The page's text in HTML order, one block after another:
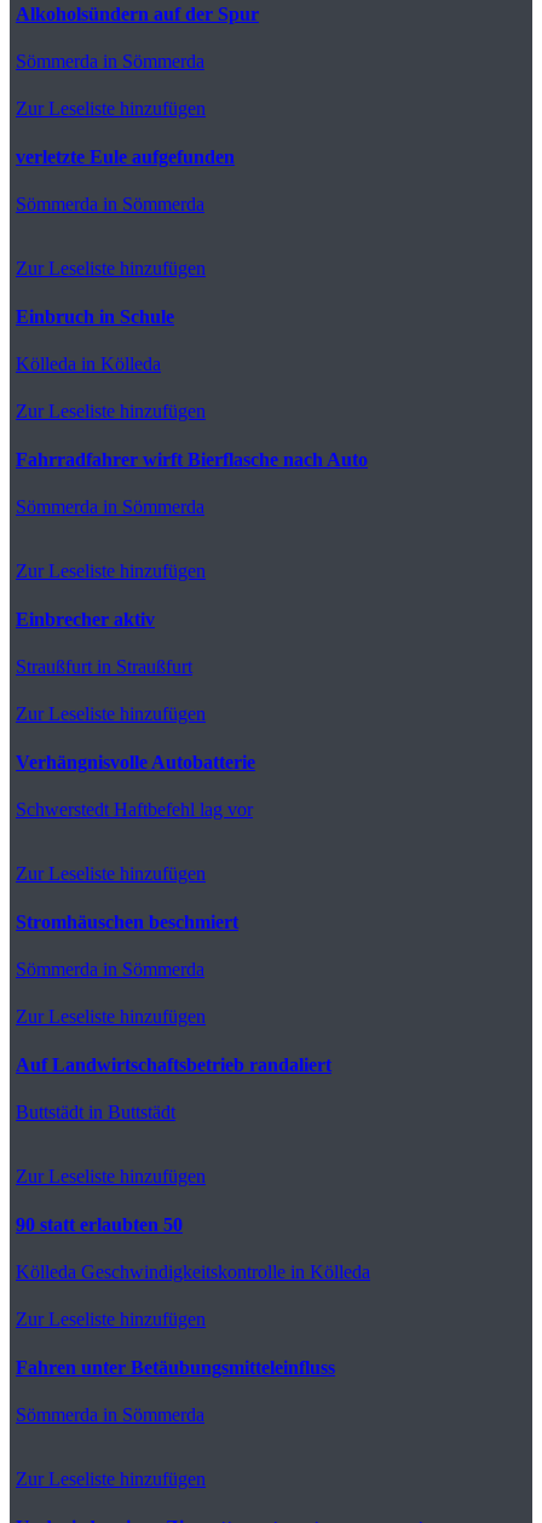
Alkoholsündern auf der Spur
Sömmerda in Sömmerda
Zur Leseliste hinzufügen
verletzte Eule aufgefunden
Sömmerda in Sömmerda
Zur Leseliste hinzufügen
Einbruch in Schule
Kölleda in Kölleda
Zur Leseliste hinzufügen
Fahrradfahrer wirft Bierflasche nach Auto
Sömmerda in Sömmerda
Zur Leseliste hinzufügen
Einbrecher aktiv
Straußfurt in Straußfurt
Zur Leseliste hinzufügen
Verhängnisvolle Autobatterie
Schwerstedt Haftbefehl lag vor
Zur Leseliste hinzufügen
Stromhäuschen beschmiert
Sömmerda in Sömmerda
Zur Leseliste hinzufügen
Auf Landwirtschaftsbetrieb randaliert
Buttstädt in Buttstädt
Zur Leseliste hinzufügen
90 statt erlaubten 50
Kölleda Geschwindigkeitskontrolle in Kölleda
Zur Leseliste hinzufügen
Fahren unter Betäubungsmitteleinfluss
Sömmerda in Sömmerda
Zur Leseliste hinzufügen